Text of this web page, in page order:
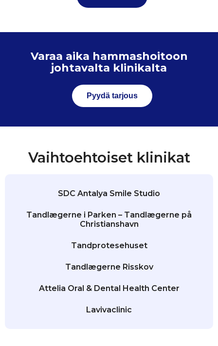
Varaa aika hammashoitoon
johtavalta klinikalta
Pyydä tarjous
Vaihtoehtoiset klinikat
SDC Antalya Smile Studio
Tandlægerne i Parken – Tandlægerne på
Christianshavn
Tandprotesehuset
Tandlægerne Risskov
Attelia Oral & Dental Health Center
Lavivaclinic